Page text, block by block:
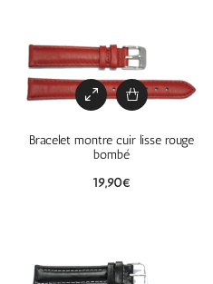
Bracelet montre cuir lisse rouge
bombé
19,90€